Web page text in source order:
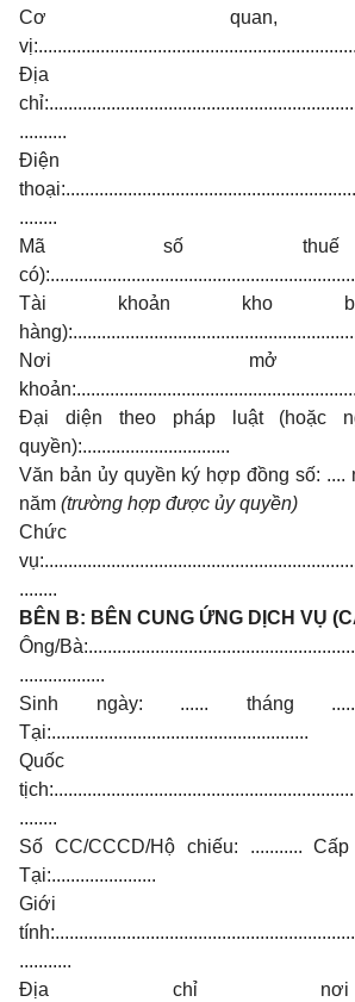
Cơ quan,
Địa
..........
Điện
........
Mã số thuế
Tài khoản kho
Nơi
Đại diện theo pháp luật (hoặc
quyền):...............................
Văn bản ủy quyền ký hợp đồng số: ....
năm (trường hợp được ủy quyền)
Chức
........
BÊN B: BÊN CUNG ỨNG DỊCH VỤ
Ông/
..................
Sinh ngày: ...... tháng
Tại:......................................................
Quốc
........
Số CC/CCCD/Hộ chiếu: ........... Cấp
Tại:......................
Giới
...........
Địa chỉ